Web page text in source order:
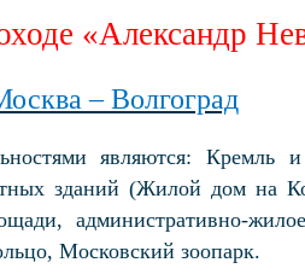
«Александр
– Волгоград
являются: Кремль
зданий (Жилой дом на
административно-
Московский зоопарк.